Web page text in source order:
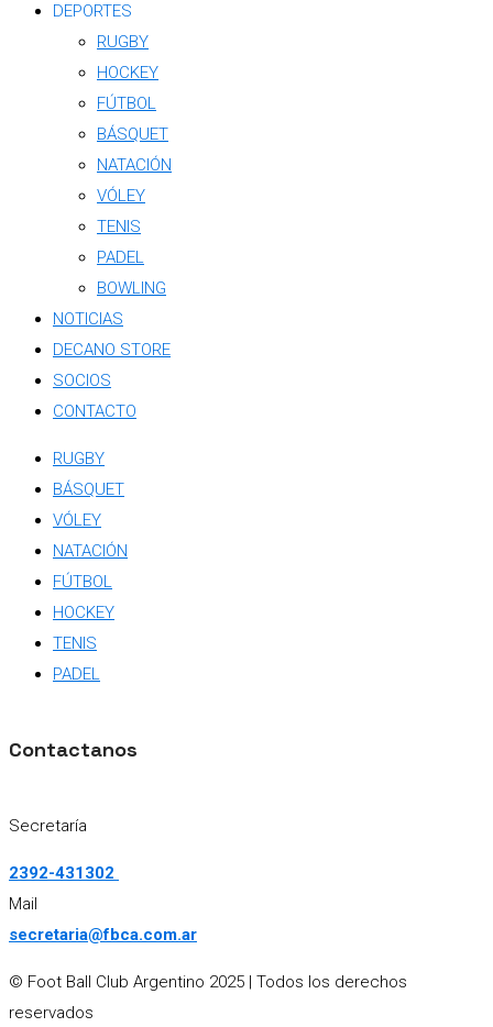
DEPORTES
RUGBY
HOCKEY
FÚTBOL
BÁSQUET
NATACIÓN
VÓLEY
TENIS
PADEL
BOWLING
NOTICIAS
DECANO STORE
SOCIOS
CONTACTO
RUGBY
BÁSQUET
VÓLEY
NATACIÓN
FÚTBOL
HOCKEY
TENIS
PADEL
Contactanos
Secretaría
2392-431302
Mail
secretaria@fbca.com.ar
© Foot Ball Club Argentino 2025 | Todos los derechos
reservados